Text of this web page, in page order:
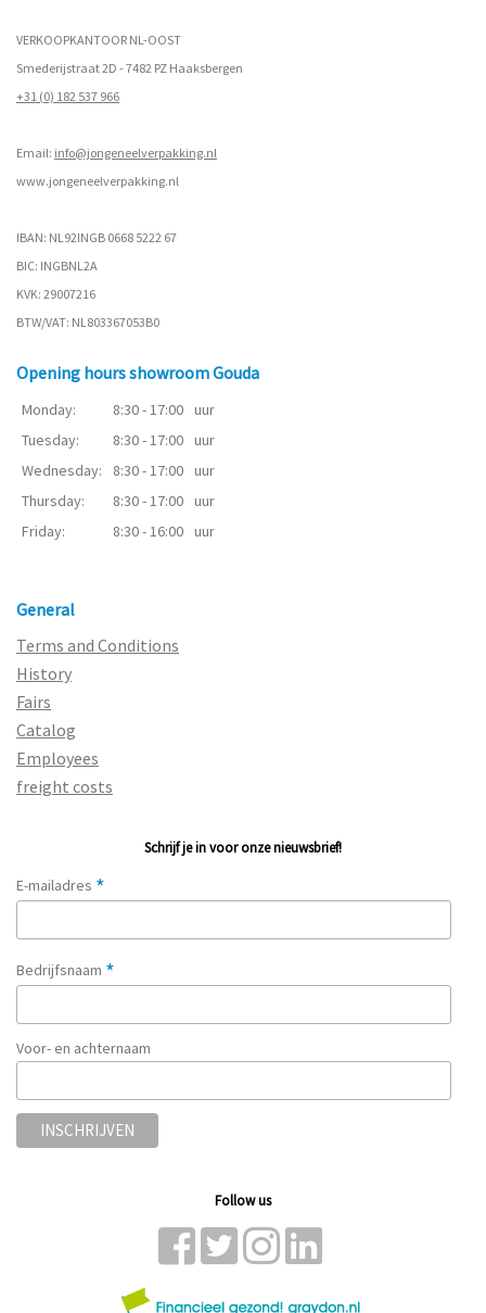
VERKOOPKANTOOR NL-OOST
Smederijstraat 2D - 7482 PZ Haaksbergen
+31 (0) 182 537 966
Email: info@jongeneelverpakking.nl
www.jongeneelverpakking.nl
IBAN: NL92INGB 0668 5222 67
BIC: INGBNL2A
KVK: 29007216
BTW/VAT: NL803367053B0
Opening hours showroom Gouda
Monday: 8:30 - 17:00 uur
Tuesday:
8:30 - 17:00 uur
Wednesday:
8:30 - 17:00 uur
Thursday:
8:30 - 17:00 uur
Friday:
8:30 - 16:00 uur
General
Terms and Conditions
History
Fairs
Catalog
Employees
freight costs
Schrijf je in voor onze nieuwsbrief!
E-mailadres *
Bedrijfsnaam *
Voor- en achternaam
Follow us